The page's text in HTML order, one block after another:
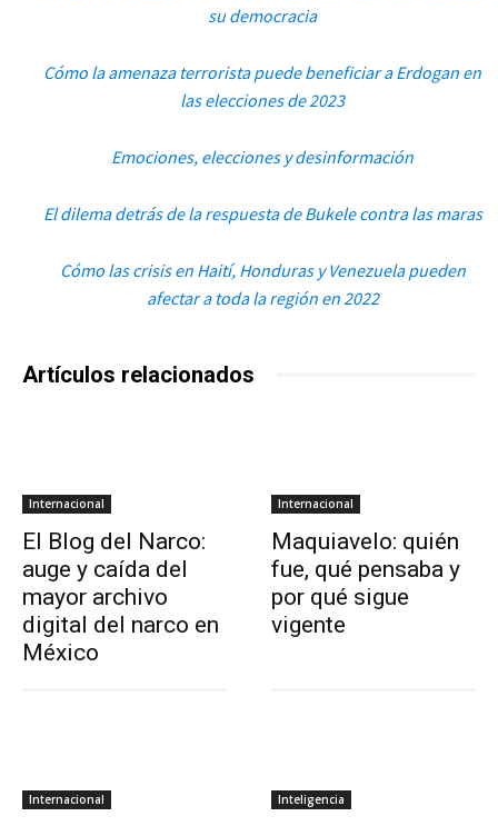
su democracia
Cómo la amenaza terrorista puede beneficiar a Erdogan en
las elecciones de 2023
Emociones, elecciones y desinformación
El dilema detrás de la respuesta de Bukele contra las maras
Cómo las crisis en Haití, Honduras y Venezuela pueden
afectar a toda la región en 2022
Artículos relacionados
Internacional
El Blog del Narco:
auge y caída del
mayor archivo
digital del narco en
México
Internacional
Maquiavelo: quién
fue, qué pensaba y
por qué sigue
vigente
Internacional Inteligencia